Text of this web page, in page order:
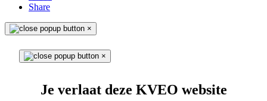
Share
×
×
Je verlaat deze KVEO website